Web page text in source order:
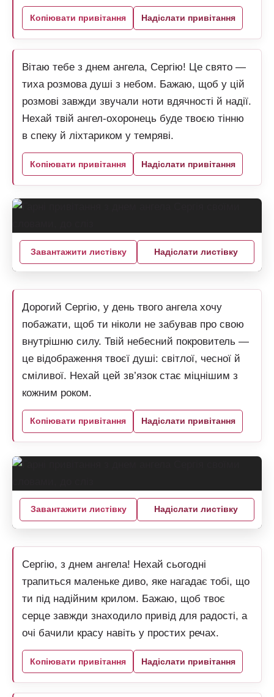
Копіювати привітання Надіслати привітання
Вітаю тебе з днем ангела, Сергію! Це свято —
тиха розмова душі з небом. Бажаю, щоб у цій
розмові завжди звучали ноти вдячності й надії.
Нехай твій ангел-охоронець буде твоєю тінню
в спеку й ліхтариком у темряві.
Копіювати привітання Надіслати привітання
Завантажити листівку Надіслати листівку
Дорогий Сергію, у день твого ангела хочу
побажати, щоб ти ніколи не забував про свою
внутрішню силу. Твій небесний покровитель —
це відображення твоєї душі: світлої, чесної й
сміливої. Нехай цей зв’язок стає міцнішим з
кожним роком.
Копіювати привітання Надіслати привітання
Завантажити листівку Надіслати листівку
Сергію, з днем ангела! Нехай сьогодні
трапиться маленьке диво, яке нагадає тобі, що
ти під надійним крилом. Бажаю, щоб твоє
серце завжди знаходило привід для радості, а
очі бачили красу навіть у простих речах.
Копіювати привітання Надіслати привітання